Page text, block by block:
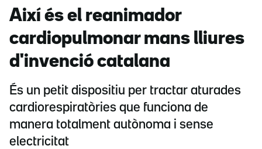
Així és el reanimador
cardiopulmonar mans lliures
d'invenció catalana
És un petit dispositiu per tractar aturades
cardiorespiratòries que funciona de
manera totalment autònoma i sense
electricitat